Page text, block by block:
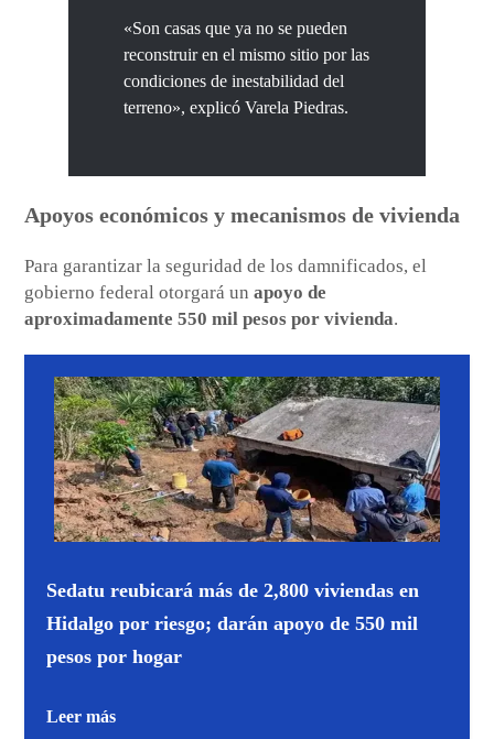
«Son casas que ya no se pueden
reconstruir en el mismo sitio por las
condiciones de inestabilidad del
terreno», explicó Varela Piedras.
Apoyos económicos y mecanismos de vivienda
Para garantizar la seguridad de los damnificados, el
gobierno federal otorgará unapoyo de
aproximadamente 550 mil pesos por vivienda.
Sedatu reubicará más de 2,800 viviendas en
Hidalgo por riesgo; darán apoyo de 550 mil
pesos por hogar
Leer más